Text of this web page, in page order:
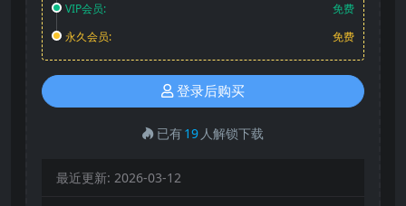
VIP会员:
免费
永久会员:
免费
登录后购买
已有19 人解锁下载
最近更新: 2026-03-12